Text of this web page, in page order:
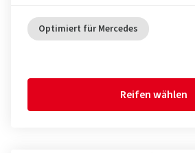
Optimiert für Mercedes
Reifen wählen